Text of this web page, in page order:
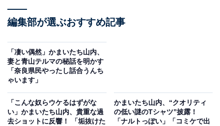
編集部が選ぶおすすめ記事
「凄い偶然」かまいたち山内、
妻と青山テルマの秘話を明かす
「奈良県民やったし話合うんち
ゃいます」
「こんな奴らウケるはずがな
い」かまいたち山内、貴重な過
去ショットに反響！ 「垢抜けた
かまいたち山内、“クオリティ
の低い謎のTシャツ”披露！
「ナルトっぽい」「コミケで出